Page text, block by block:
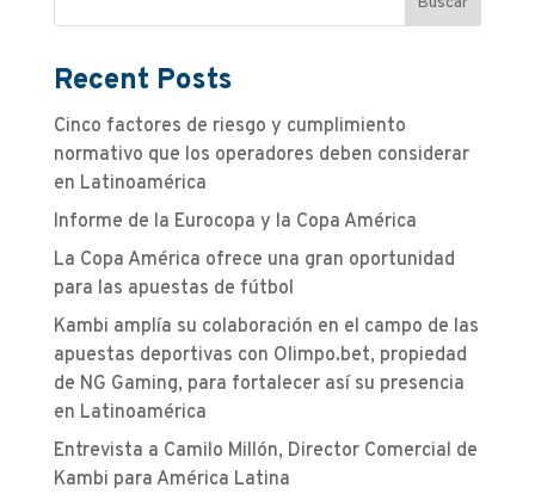
Recent Posts
Cinco factores de riesgo y cumplimiento
normativo que los operadores deben considerar
en Latinoamérica
Informe de la Eurocopa y la Copa América
La Copa América ofrece una gran oportunidad
para las apuestas de fútbol
Kambi amplía su colaboración en el campo de las
apuestas deportivas con Olimpo.bet, propiedad
de NG Gaming, para fortalecer así su presencia
en Latinoamérica
Entrevista a Camilo Millón, Director Comercial de
Kambi para América Latina